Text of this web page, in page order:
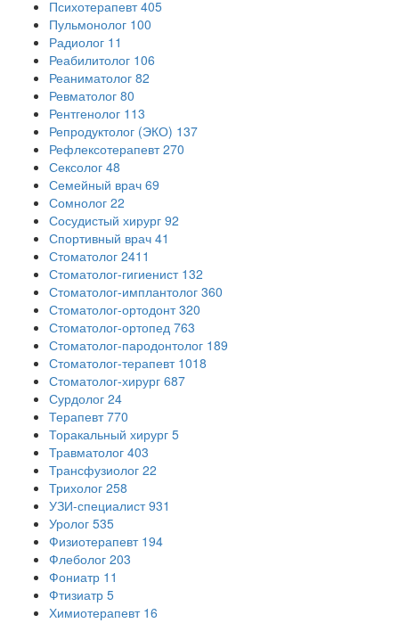
Психотерапевт 405
Пульмонолог 100
Радиолог 11
Реабилитолог 106
Реаниматолог 82
Ревматолог 80
Рентгенолог 113
Репродуктолог (ЭКО) 137
Рефлексотерапевт 270
Сексолог 48
Семейный врач 69
Сомнолог 22
Сосудистый хирург 92
Спортивный врач 41
Стоматолог 2411
Стоматолог-гигиенист 132
Стоматолог-имплантолог 360
Стоматолог-ортодонт 320
Стоматолог-ортопед 763
Стоматолог-пародонтолог 189
Стоматолог-терапевт 1018
Стоматолог-хирург 687
Сурдолог 24
Терапевт 770
Торакальный хирург 5
Травматолог 403
Трансфузиолог 22
Трихолог 258
УЗИ-специалист 931
Уролог 535
Физиотерапевт 194
Флеболог 203
Фониатр 11
Фтизиатр 5
Химиотерапевт 16